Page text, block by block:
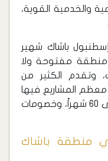
والخدمية القوية،
باشاك شهير
مفتوحة ولا
وتقدم الكثير من
المشاريع فيها
خطط تقسيط طويلة الأمد تصل إلى 60 شهراً، وخصومات
منطقة باشاك